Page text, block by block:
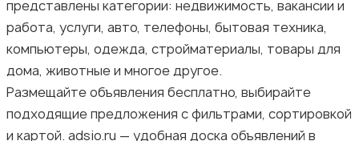
Скрипты и программное обеспечение
представлены категории: недвижимость, вакансии и
работа, услуги, авто, телефоны, бытовая техника,
компьютеры, одежда, стройматериалы, товары для
дома, животные и многое другое.
Размещайте объявления бесплатно, выбирайте
подходящие предложения с фильтрами, сортировкой
и картой. adsio.ru — удобная доска объявлений в